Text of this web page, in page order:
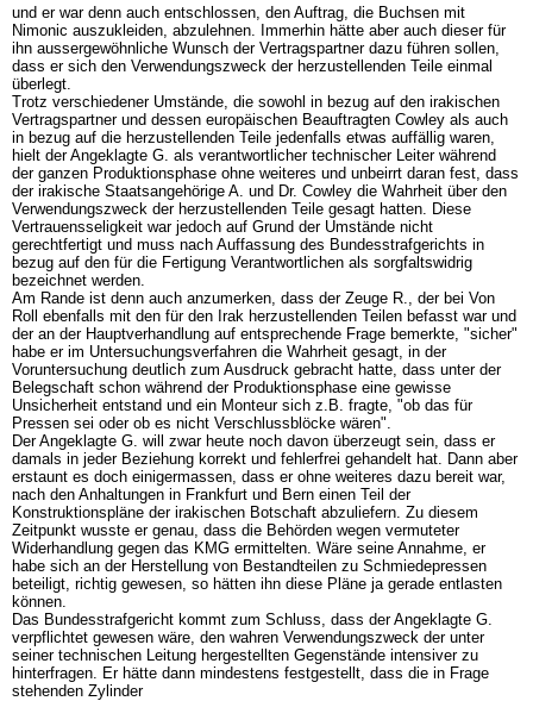
und er war denn auch entschlossen, den Auftrag, die Buchsen mit
Nimonic auszukleiden, abzulehnen. Immerhin hätte aber auch dieser für
ihn aussergewöhnliche Wunsch der Vertragspartner dazu führen sollen,
dass er sich den Verwendungszweck der herzustellenden Teile einmal
überlegt.
Trotz verschiedener Umstände, die sowohl in bezug auf den irakischen
Vertragspartner und dessen europäischen Beauftragten Cowley als auch
in bezug auf die herzustellenden Teile jedenfalls etwas auffällig waren,
hielt der Angeklagte G. als verantwortlicher technischer Leiter während
der ganzen Produktionsphase ohne weiteres und unbeirrt daran fest, dass
der irakische Staatsangehörige A. und Dr. Cowley die Wahrheit über den
Verwendungszweck der herzustellenden Teile gesagt hatten. Diese
Vertrauensseligkeit war jedoch auf Grund der Umstände nicht
gerechtfertigt und muss nach Auffassung des Bundesstrafgerichts in
bezug auf den für die Fertigung Verantwortlichen als sorgfaltswidrig
bezeichnet werden.
Am Rande ist denn auch anzumerken, dass der Zeuge R., der bei Von
Roll ebenfalls mit den für den Irak herzustellenden Teilen befasst war und
der an der Hauptverhandlung auf entsprechende Frage bemerkte, "sicher"
habe er im Untersuchungsverfahren die Wahrheit gesagt, in der
Voruntersuchung deutlich zum Ausdruck gebracht hatte, dass unter der
Belegschaft schon während der Produktionsphase eine gewisse
Unsicherheit entstand und ein Monteur sich z.B. fragte, "ob das für
Pressen sei oder ob es nicht Verschlussblöcke wären".
Der Angeklagte G. will zwar heute noch davon überzeugt sein, dass er
damals in jeder Beziehung korrekt und fehlerfrei gehandelt hat. Dann aber
erstaunt es doch einigermassen, dass er ohne weiteres dazu bereit war,
nach den Anhaltungen in Frankfurt und Bern einen Teil der
Konstruktionspläne der irakischen Botschaft abzuliefern. Zu diesem
Zeitpunkt wusste er genau, dass die Behörden wegen vermuteter
Widerhandlung gegen das KMG ermittelten. Wäre seine Annahme, er
habe sich an der Herstellung von Bestandteilen zu Schmiedepressen
beteiligt, richtig gewesen, so hätten ihn diese Pläne ja gerade entlasten
können.
Das Bundesstrafgericht kommt zum Schluss, dass der Angeklagte G.
verpflichtet gewesen wäre, den wahren Verwendungszweck der unter
seiner technischen Leitung hergestellten Gegenstände intensiver zu
hinterfragen. Er hätte dann mindestens festgestellt, dass die in Frage
stehenden Zylinder